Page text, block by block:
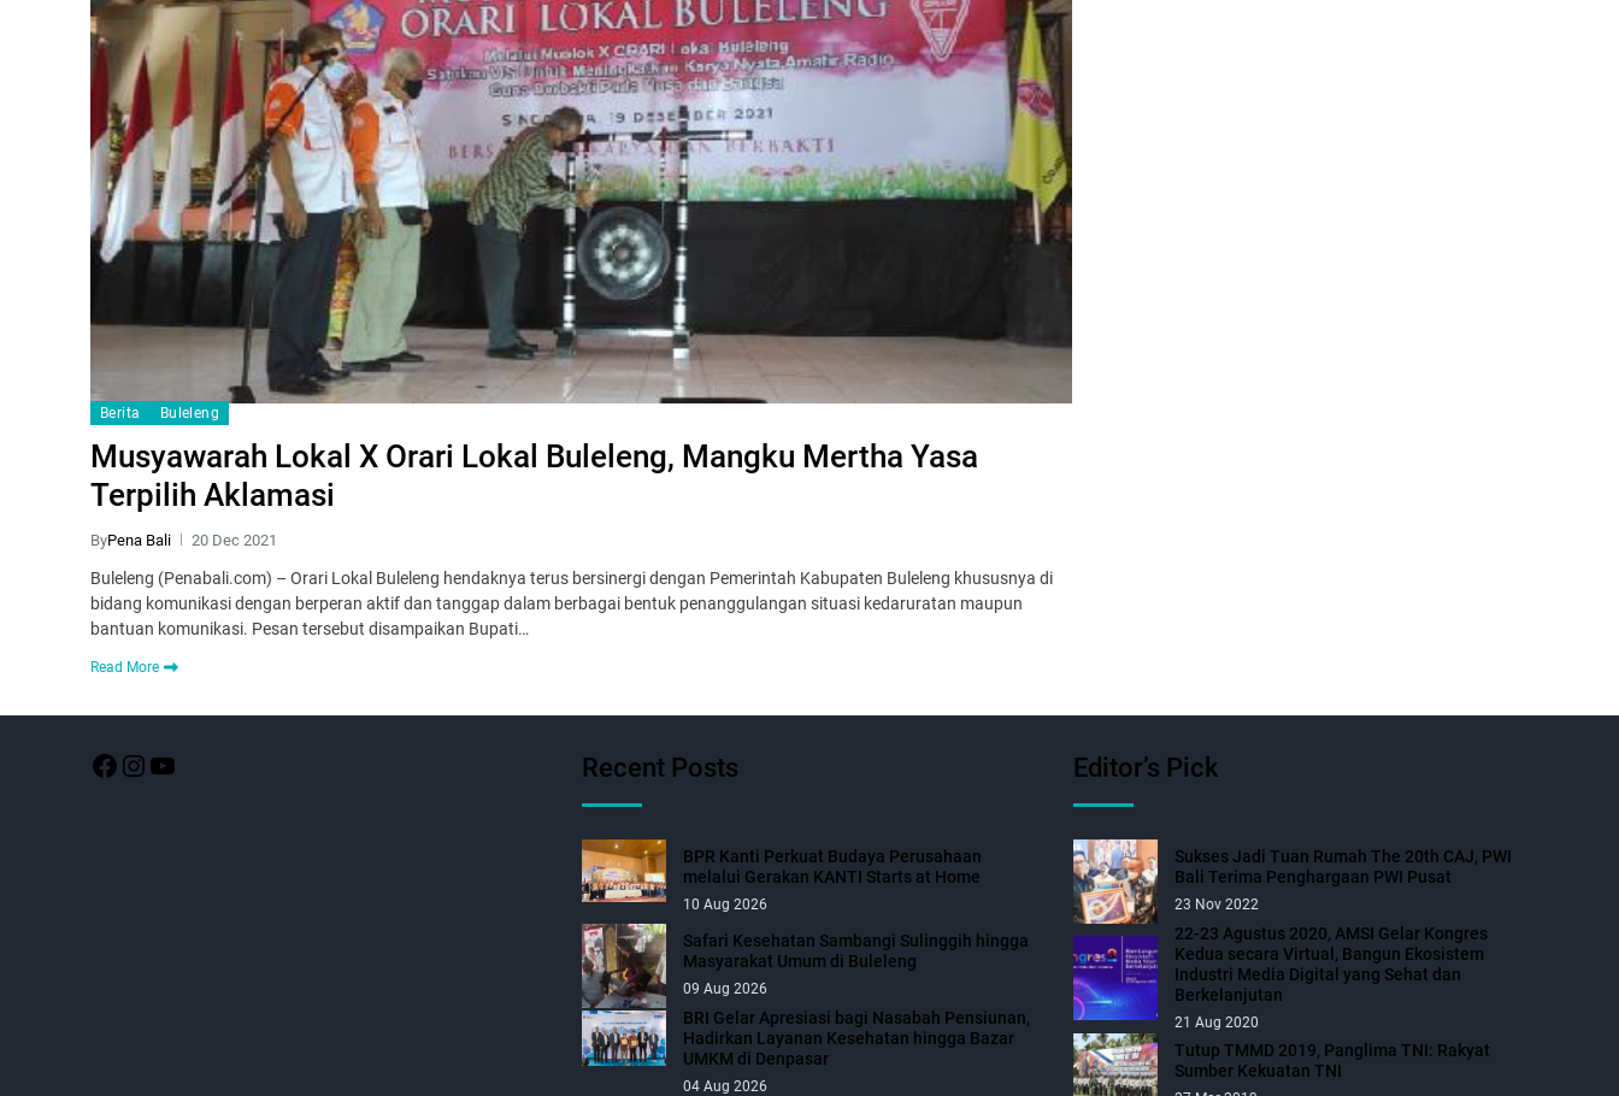
Berita Buleleng
Musyawarah Lokal X Orari Lokal Buleleng, Mangku Mertha Yasa
Terpilih Aklamasi
ByPena Bali 20 Dec 2021
Buleleng (Penabali.com) – Orari Lokal Buleleng hendaknya terus bersinergi dengan Pemerintah Kabupaten Buleleng khususnya di
bidang komunikasi dengan berperan aktif dan tanggap dalam berbagai bentuk penanggulangan situasi kedaruratan maupun
bantuan komunikasi. Pesan tersebut disampaikan Bupati…
Read More
Recent Posts
BPR Kanti Perkuat Budaya Perusahaan
melalui Gerakan KANTI Starts at Home
10 Aug 2026
Safari Kesehatan Sambangi Sulinggih hingga
Masyarakat Umum di Buleleng
09 Aug 2026
BRI Gelar Apresiasi bagi Nasabah Pensiunan,
Hadirkan Layanan Kesehatan hingga Bazar
UMKM di Denpasar
04 Aug 2026
Editor’s Pick
Sukses Jadi Tuan Rumah The 20th CAJ, PWI
Bali Terima Penghargaan PWI Pusat
23 Nov 2022
22-23 Agustus 2020, AMSI Gelar Kongres
Kedua secara Virtual, Bangun Ekosistem
Industri Media Digital yang Sehat dan
Berkelanjutan
21 Aug 2020
Tutup TMMD 2019, Panglima TNI: Rakyat
Sumber Kekuatan TNI